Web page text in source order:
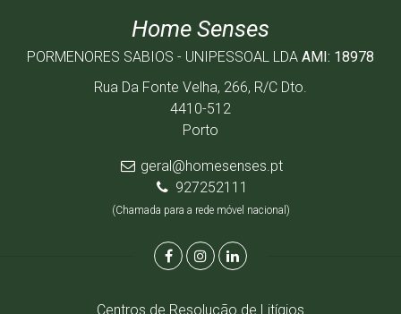
Home Senses
PORMENORES SABIOS - UNIPESSOAL LDA AMI: 18978
Rua Da Fonte Velha, 266, R/C Dto.
4410-512
Porto
geral@homesenses.pt
927252111
(Chamada para a rede móvel nacional)
Centros de Resolução de Litígios